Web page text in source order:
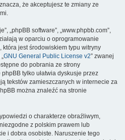
że akceptujesz te zmiany ze
„phpBB software”, „www.phpbb.com”,
w oparciu o oprogramowanie
jest środowiskiem typu witryny
GNU General Public License v2” zwanej
do pobrania ze strony
tylko ułatwia dyskusje przez
tekstów zamieszczanych w internecie za
można znaleźć na stronie
o charakterze obraźliwym,
z polskim prawem lub
i dobra osobiste. Naruszenie tego